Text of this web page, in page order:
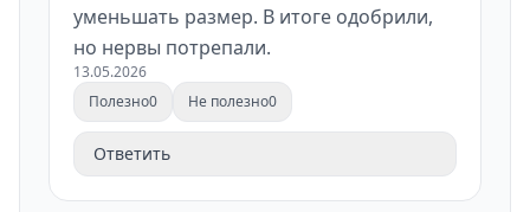
уменьшать размер. В итоге одобрили,
но нервы потрепали.
13.05.2026
Полезно0 Не полезно0
Ответить